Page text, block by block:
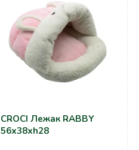
CROCI Лежак RABBY
56x38xh28